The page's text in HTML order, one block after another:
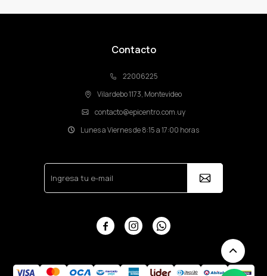
Contacto
22006225
Vilardebo 1173, Montevideo
contacto@epicentro.com.uy
Lunes a Viernes de 8:15 a 17:00 horas
  